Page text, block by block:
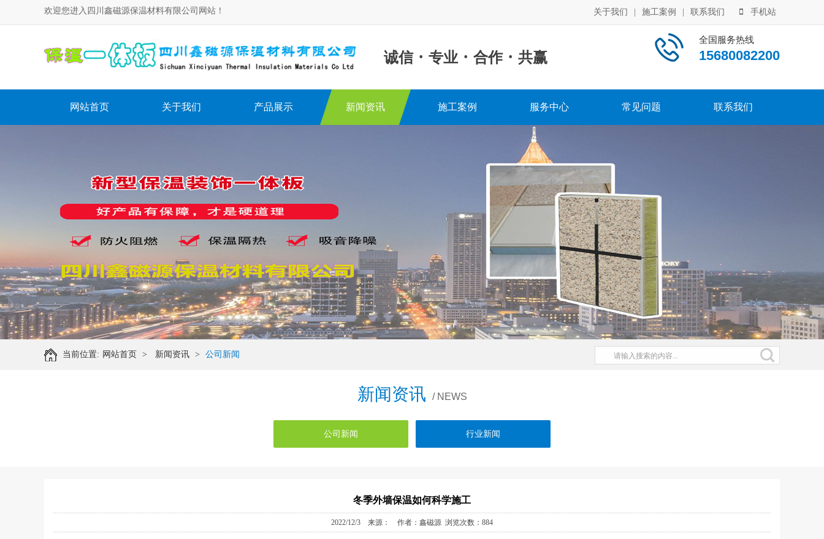
欢迎您进入四川鑫磁源保温材料有限公司网站！ 关于我们 施工案例 联系我们 手机站
诚信 · 专业 · 合作 · 共赢
全国服务热线
15680082200
网站首页 关于我们 产品展示 新闻资讯 施工案例 服务中心 常见问题 联系我们
当前位置: 网站首页 > 新闻资讯 > 公司新闻
新闻资讯 / NEWS
公司新闻 行业新闻
冬季外墙保温如何科学施工
2022/12/3 来源： 作者：鑫磁源 浏览次数：884